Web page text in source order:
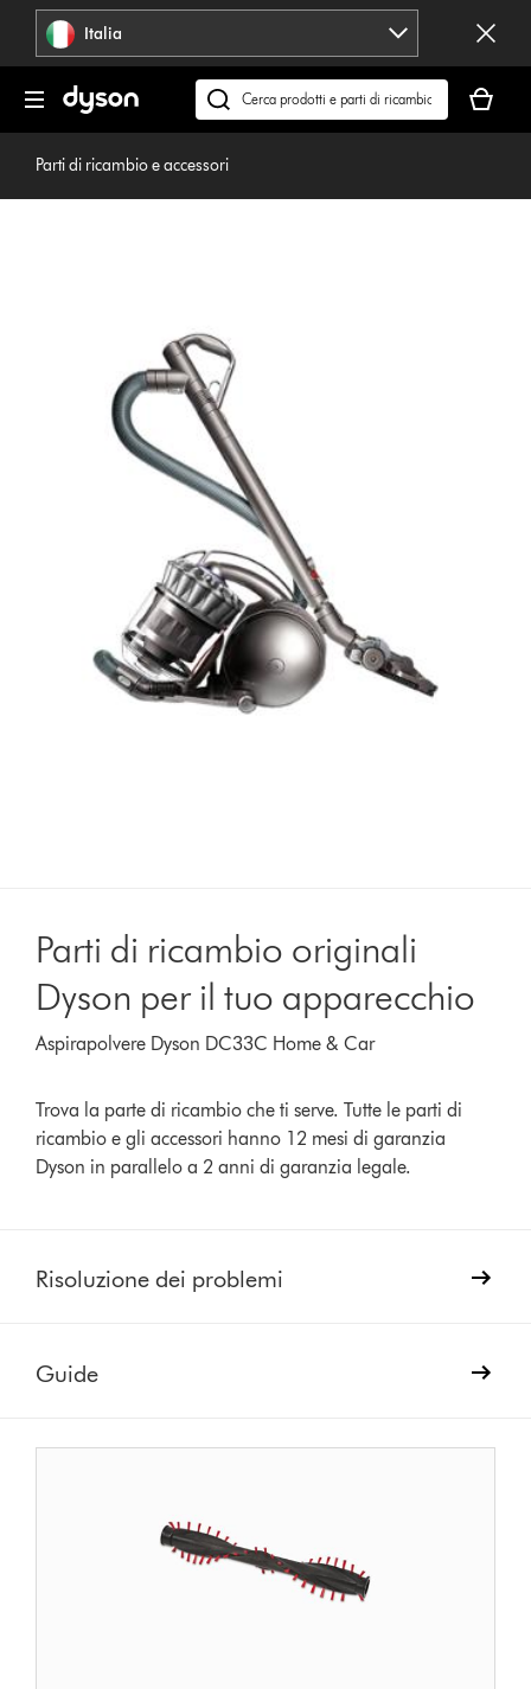
navigazione Italia
Cerca
su
dyson.it
carrello
è
Parti di ricambio e accessori
Parti di ricambio originali
Dyson per il tuo apparecchio
Aspirapolvere Dyson DC33C Home & Car
Trova la parte di ricambio che ti serve. Tutte le parti di
ricambio e gli accessori hanno 12 mesi di garanzia
Dyson in parallelo a 2 anni di garanzia legale.
Risoluzione dei problemi
Guide